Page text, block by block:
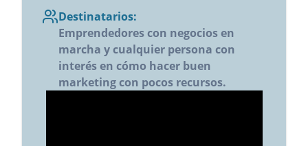
Testimonios
Inscripción
Contacta con nosotros
Destinatarios:
Emprendedores con negocios en
marcha y cualquier persona con
interés en cómo hacer buen
marketing con pocos recursos.